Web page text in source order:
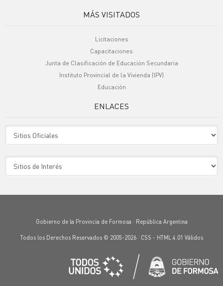
MÁS VISITADOS
Licitaciones
Capacitaciones
Junta de Clasificación de Educación Secundaria
Instituto Provincial de la Vivienda (IPV)
Educación
ENLACES
Gobierno de la Provincia de Formosa · República Argentina
Todos los Derechos Reservados © 2005-2026 · CSS - HTML 4.01 Válidos